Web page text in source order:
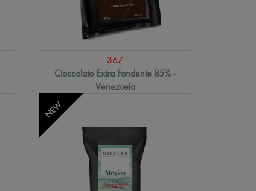
367
Cioccolato Extra Fondente 85% -
Venezuela
NEW